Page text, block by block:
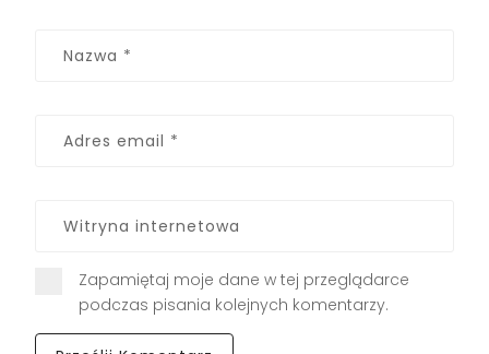
Zapamiętaj moje dane w tej przeglądarce
podczas pisania kolejnych komentarzy.